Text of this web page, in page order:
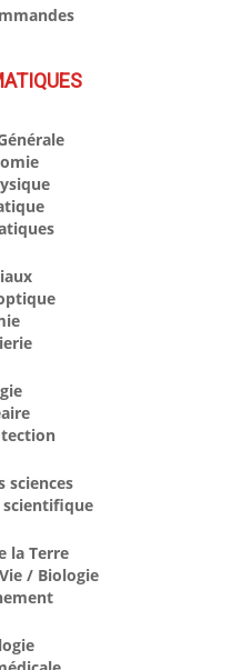
sciences
la Terre
/ Biologie